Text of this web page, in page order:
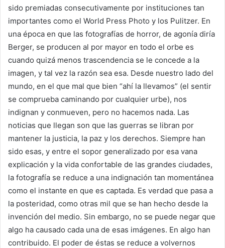
sido premiadas consecutivamente por instituciones tan
importantes como el World Press Photo y los Pulitzer. En
una época en que las fotografías de horror, de agonía diría
Berger, se producen al por mayor en todo el orbe es
cuando quizá menos trascendencia se le concede a la
imagen, y tal vez la razón sea esa. Desde nuestro lado del
mundo, en el que mal que bien “ahí la llevamos” (el sentir
se comprueba caminando por cualquier urbe), nos
indignan y conmueven, pero no hacemos nada. Las
noticias que llegan son que las guerras se libran por
mantener la justicia, la paz y los derechos. Siempre han
sido esas, y entre el sopor generalizado por esa vana
explicación y la vida confortable de las grandes ciudades,
la fotografía se reduce a una indignación tan momentánea
como el instante en que es captada. Es verdad que pasa a
la posteridad, como otras mil que se han hecho desde la
invención del medio. Sin embargo, no se puede negar que
algo ha causado cada una de esas imágenes. En algo han
contribuido. El poder de éstas se reduce a volvernos